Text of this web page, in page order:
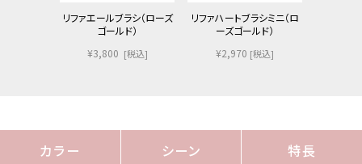
リファエールブラシ（ローズ
ゴールド）
¥3,800 [税込]
リファハートブラシミニ（ロ
ーズゴールド）
¥2,970 [税込]
カラー シーン 特長